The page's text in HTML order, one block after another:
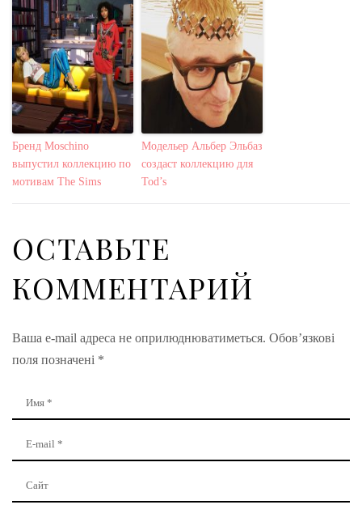
Бренд Moschino
выпустил коллекцию по
мотивам The Sims
Модельер Альбер Эльбаз
создаст коллекцию для
Tod’s
ОСТАВЬТЕ
КОММЕНТАРИЙ
Ваша e-mail адреса не оприлюднюватиметься. Обов’язкові
поля позначені *